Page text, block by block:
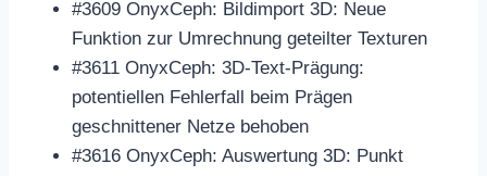
#3609 OnyxCeph: Bildimport 3D: Neue
Funktion zur Umrechnung geteilter Texturen
#3611 OnyxCeph: 3D-Text-Prägung:
potentiellen Fehlerfall beim Prägen
geschnittener Netze behoben
#3616 OnyxCeph: Auswertung 3D: Punkt